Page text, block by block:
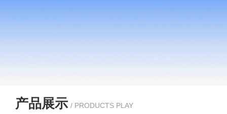
产品展示 / PRODUCTS PLAY